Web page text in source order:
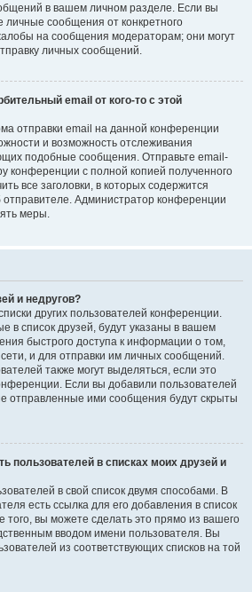
в вашем личном разделе. Если вы
личные сообщения от конкретного
на сообщения модераторам; они могут
личных сообщений.
email от кого-то с этой
отправки email на данной конференции
и возможность отслеживания
подобные сообщения. Отправьте email-
конференции с полной копией полученного
все заголовки, в которых содержится
Администратор конференции
меры.
и недругов?
других пользователей конференции.
в список друзей, будут указаны в вашем
быстрого доступа к информации о том,
и для отправки им личных сообщений.
также могут выделяться, если это
Если вы добавили пользователей
отправленные ими сообщения будут скрыты
пользователей в списках моих друзей и
в свой список двумя способами. В
есть ссылка для его добавления в список
того, вы можете сделать это прямо из вашего
вводом имени пользователя. Вы
из соответствующих списков на той